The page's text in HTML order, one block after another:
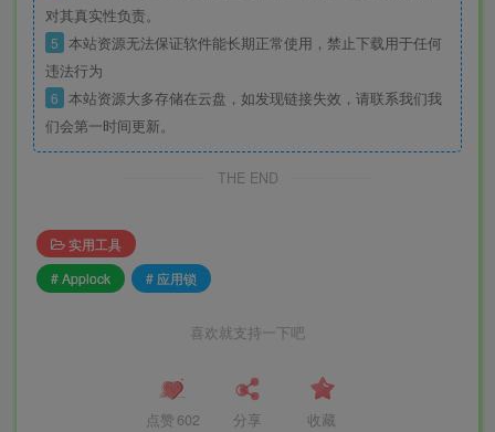
对其真实性负责。
5 本站资源无法保证软件能长期正常使用，禁止下载用于任何
违法行为
6 本站资源大多存储在云盘，如发现链接失效，请联系我们我
们会第一时间更新。
THE END
实用工具
# Applock
# 应用锁
喜欢就支持一下吧
点赞 602 分享 收藏